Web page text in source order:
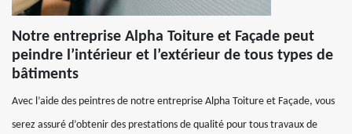
Notre entreprise Alpha Toiture et Façade peut
peindre l’intérieur et l’extérieur de tous types de
bâtiments
Avec l’aide des peintres de notre entreprise Alpha Toiture et Façade, vous
serez assuré d’obtenir des prestations de qualité pour tous travaux de